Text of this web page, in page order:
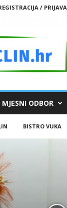
/ PRIJAVA
MJESNI ODBOR
BISTRO VUKA